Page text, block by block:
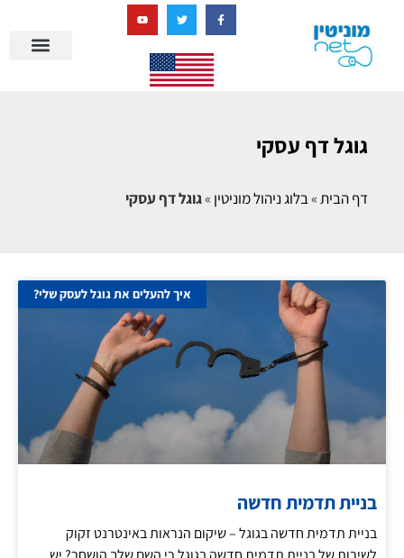
גוגל דף עסקי
דף הבית»בלוג ניהול מוניטין »גוגל דף עסקי
איך להעלים את גוגל לעסק שלי?
בניית תדמית חדשה
בניית תדמית חדשה בגוגל – שיקום הנראות באינטרנט זקוק